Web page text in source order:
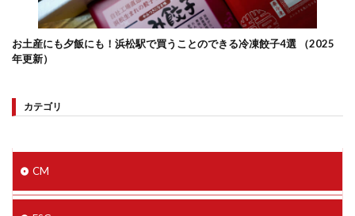
お土産にも夕飯にも！浜松駅で買うことのできる冷凍餃子4選 （2025
年更新）
カテゴリ
CM